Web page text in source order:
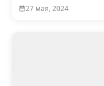
27 мая, 2024